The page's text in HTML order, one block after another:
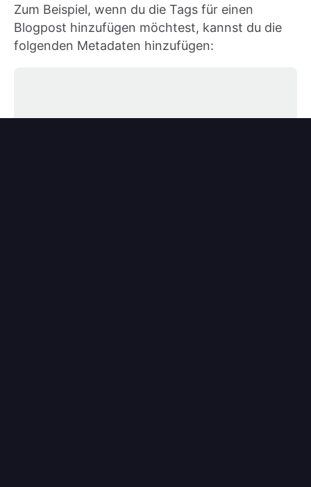
Zum Beispiel, wenn du die Tags für einen
Blogpost hinzufügen möchtest, kannst du die
folgenden Metadaten hinzufügen: